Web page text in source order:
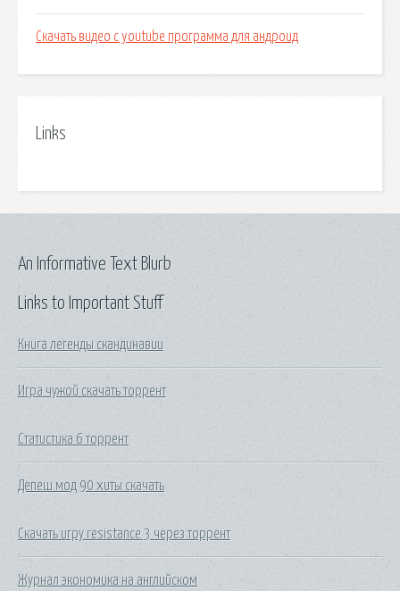
Скачать видео с youtube программа для андроид
Links
Links to Important Stuff
Книга легенды скандинавии
Игра чужой скачать торрент
Статистика 6 торрент
Депеш мод 90 хиты скачать
Скачать игру resistance 3 через торрент
Журнал экономика на английском
An Informative Text Blurb